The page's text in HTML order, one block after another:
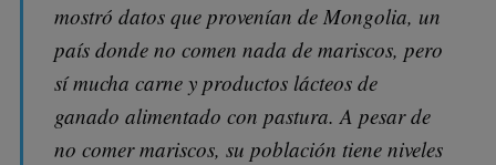
mostró datos que provenían de Mongolia, un
país donde no comen nada de mariscos, pero
sí mucha carne y productos lácteos de
ganado alimentado con pastura. A pesar de
no comer mariscos, su población tiene niveles